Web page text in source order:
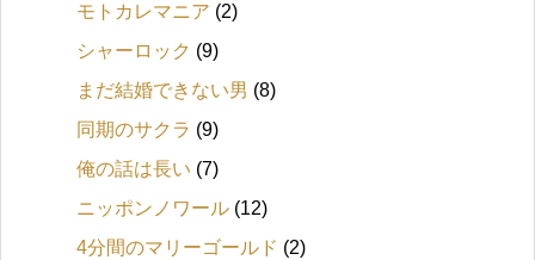
モトカレマニア (2)
シャーロック (9)
まだ結婚できない男 (8)
同期のサクラ (9)
俺の話は長い (7)
ニッポンノワール (12)
4分間のマリーゴールド (2)